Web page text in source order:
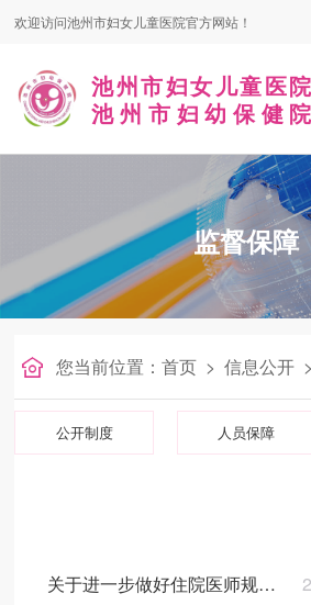
欢迎访问池州市妇女儿童医院官方网站！
池州市妇女儿童医院
池州市妇幼保健院
患者服务
健康课堂
医院公告
监督保障
您当前位置：首页 > 信息公开 >
公开制度 人员保障
关于进一步做好住院医师规范